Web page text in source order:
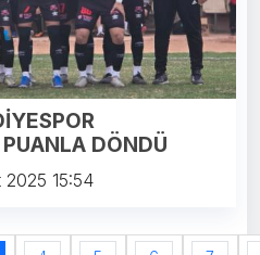
DÖNDÜ
2025 15:54